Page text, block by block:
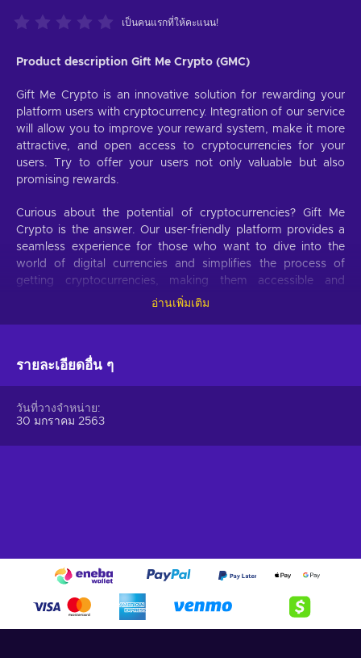
เป็นคนแรกที่ให้คะแนน!
Product description Gift Me Crypto (GMC)
Gift Me Crypto is an innovative solution for rewarding your
platform users with cryptocurrency. Integration of our service
will allow you to improve your reward system, make it more
attractive, and open access to cryptocurrencies for your
users. Try to offer your users not only valuable but also
promising rewards.
Curious about the potential of cryptocurrencies? Gift Me
Crypto is the answer. Our user-friendly platform provides a
seamless experience for those who want to dive into the
world of digital currencies and simplifies the process of
getting cryptocurrencies, making them accessible and
users can easily receive popular cryptocurrencies such as
straight to their wallet and then do whatever they want with
them.
How to redeem Gift Me Crypto (GMC)
3. Enter your email address,
4. Pick the desired crypto between 8 of the most popular
crypto,
5. Enter your wallet address and click on redeem,
อ่านเพิ่มเติม
รายละเอียดอื่น ๆ
วันที่วางจำหน่าย
30 มกราคม 2563